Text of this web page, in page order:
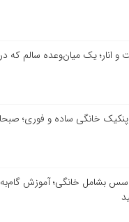
خانگی ساده و فوری؛ صبحانه‌ای در
سس بشامل خانگی؛ آموزش